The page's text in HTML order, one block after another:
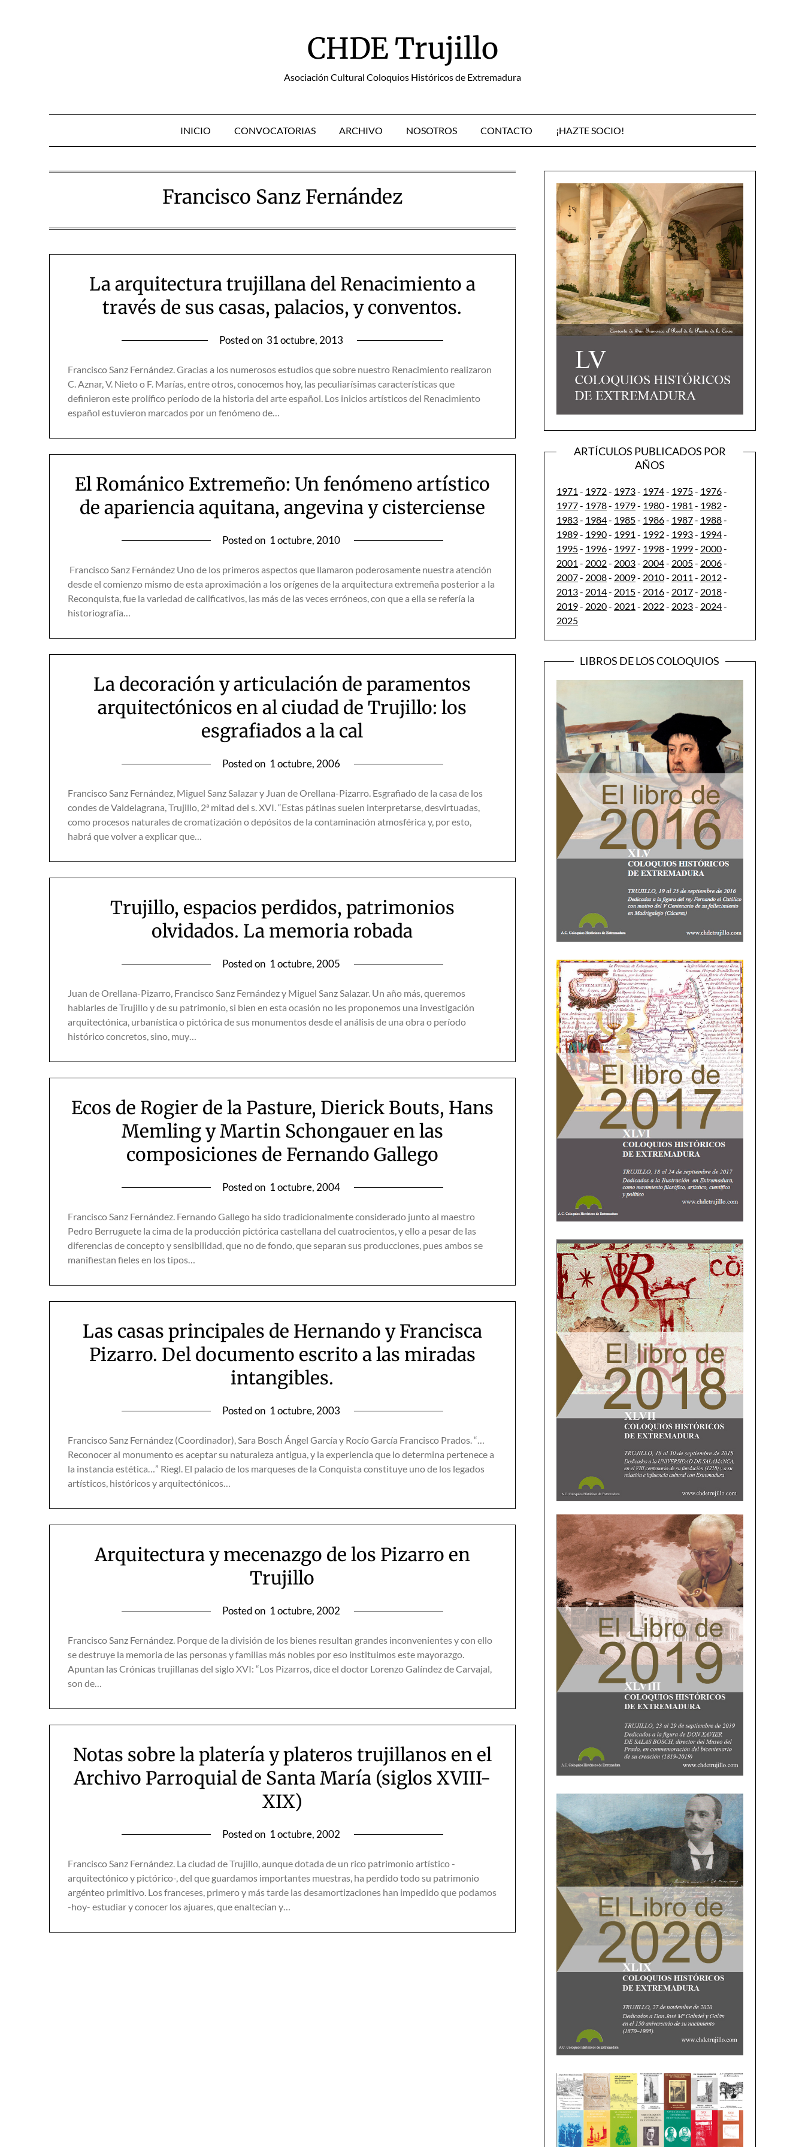
CHDE Trujillo
Asociación Cultural Coloquios Históricos de Extremadura
INICIO CONVOCATORIAS ARCHIVO NOSOTROS CONTACTO ¡HAZTE SOCIO!
Francisco Sanz Fernández
La arquitectura trujillana del Renacimiento a
través de sus casas, palacios, y conventos.
Posted on 31 octubre, 2013
Francisco Sanz Fernández. Gracias a los numerosos estudios que sobre nuestro Renacimiento realizaron
C. Aznar, V. Nieto o F. Marías, entre otros, conocemos hoy, las peculiarísimas características que
definieron este prolífico período de la historia del arte español. Los inicios artísticos del Renacimiento
español estuvieron marcados por un fenómeno de…
El Románico Extremeño: Un fenómeno artístico
de apariencia aquitana, angevina y cisterciense
Posted on 1 octubre, 2010
Francisco Sanz Fernández Uno de los primeros aspectos que llamaron poderosamente nuestra atención
desde el comienzo mismo de esta aproximación a los orígenes de la arquitectura extremeña posterior a la
Reconquista, fue la variedad de calificativos, las más de las veces erróneos, con que a ella se refería la
historiografía…
La decoración y articulación de paramentos
arquitectónicos en al ciudad de Trujillo: los
esgrafiados a la cal
Posted on 1 octubre, 2006
Francisco Sanz Fernández, Miguel Sanz Salazar y Juan de Orellana-Pizarro. Esgrafiado de la casa de los
condes de Valdelagrana, Trujillo, 2ª mitad del s. XVI. “Estas pátinas suelen interpretarse, desvirtuadas,
como procesos naturales de cromatización o depósitos de la contaminación atmosférica y, por esto,
habrá que volver a explicar que…
Trujillo, espacios perdidos, patrimonios
olvidados. La memoria robada
Posted on 1 octubre, 2005
Juan de Orellana-Pizarro, Francisco Sanz Fernández y Miguel Sanz Salazar. Un año más, queremos
hablarles de Trujillo y de su patrimonio, si bien en esta ocasión no les proponemos una investigación
arquitectónica, urbanística o pictórica de sus monumentos desde el análisis de una obra o período
histórico concretos, sino, muy…
Ecos de Rogier de la Pasture, Dierick Bouts, Hans
Memling y Martin Schongauer en las
composiciones de Fernando Gallego
Posted on 1 octubre, 2004
Francisco Sanz Fernández. Fernando Gallego ha sido tradicionalmente considerado junto al maestro
Pedro Berruguete la cima de la producción pictórica castellana del cuatrocientos, y ello a pesar de las
diferencias de concepto y sensibilidad, que no de fondo, que separan sus producciones, pues ambos se
manifiestan fieles en los tipos…
Las casas principales de Hernando y Francisca
Pizarro. Del documento escrito a las miradas
intangibles.
Posted on 1 octubre, 2003
Francisco Sanz Fernández (Coordinador), Sara Bosch Ángel García y Rocío García Francisco Prados. “…
Reconocer al monumento es aceptar su naturaleza antigua, y la experiencia que lo determina pertenece a
la instancia estética…” Riegl. El palacio de los marqueses de la Conquista constituye uno de los legados
artísticos, históricos y arquitectónicos…
Arquitectura y mecenazgo de los Pizarro en
Trujillo
Posted on 1 octubre, 2002
Francisco Sanz Fernández. Porque de la división de los bienes resultan grandes inconvenientes y con ello
se destruye la memoria de las personas y familias más nobles por eso instituimos este mayorazgo.
Apuntan las Crónicas trujillanas del siglo XVI: “Los Pizarros, dice el doctor Lorenzo Galíndez de Carvajal,
son de…
Notas sobre la platería y plateros trujillanos en el
Archivo Parroquial de Santa María (siglos XVIII-
XIX)
Posted on 1 octubre, 2002
Francisco Sanz Fernández. La ciudad de Trujillo, aunque dotada de un rico patrimonio artístico -
arquitectónico y pictórico-, del que guardamos importantes muestras, ha perdido todo su patrimonio
argénteo primitivo. Los franceses, primero y más tarde las desamortizaciones han impedido que podamos
-hoy- estudiar y conocer los ajuares, que enaltecían y…
ARTÍCULOS PUBLICADOS POR
AÑOS
1971 - 1972- 1973- 1974- 1975- 1976-
1977- 1978- 1979- 1980- 1981 - 1982-
1983- 1984- 1985- 1986- 1987- 1988-
1989- 1990- 1991 - 1992- 1993- 1994-
1995- 1996- 1997- 1998- 1999- 2000-
2001 - 2002- 2003- 2004- 2005- 2006-
2007- 2008- 2009- 2010- 2011 - 2012-
2013- 2014- 2015- 2016- 2017- 2018-
2019- 2020- 2021 - 2022- 2023- 2024-
2025
LIBROS DE LOS COLOQUIOS